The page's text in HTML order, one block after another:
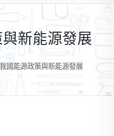
新能源發展
我國能源政策與新能源發展